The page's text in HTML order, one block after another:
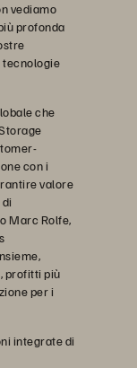
vediamo
profonda
tecnologie
che
con i
valore
Marc Rolfe,
profitti più
per i
integrate di